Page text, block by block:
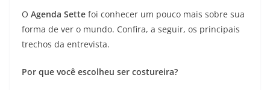
O Agenda Sette foi conhecer um pouco mais sobre sua
forma de ver o mundo. Confira, a seguir, os principais
trechos da entrevista.
Por que você escolheu ser costureira?